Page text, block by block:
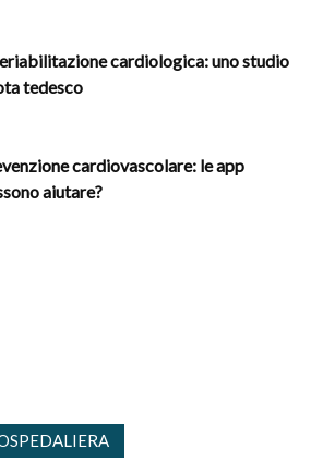
cardiologica: uno studio
tedesco
cardiovascolare: le app
aiutare?